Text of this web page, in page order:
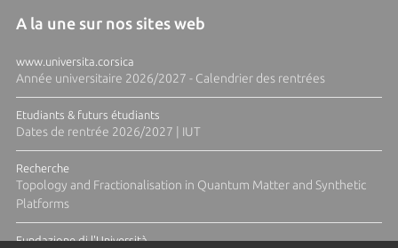
A la une sur nos sites web
www.universita.corsica
Année universitaire 2026/2027 - Calendrier des rentrées
Etudiants & futurs étudiants
Dates de rentrée 2026/2027 | IUT
Recherche
Topology and Fractionalisation in Quantum Matter and Synthetic
Platforms
Fundazione di l'Università